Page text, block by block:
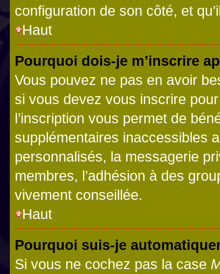
configuration de son côté, et
Haut
Pourquoi dois-je m’inscrire
Vous pouvez ne pas en avoir
si vous devez vous inscrire
l’inscription vous permet de
supplémentaires inaccessibles
personnalisés, la messagerie
membres, l’adhésion à des
vivement conseillée.
Haut
Pourquoi suis-je
Si vous ne cochez pas la case